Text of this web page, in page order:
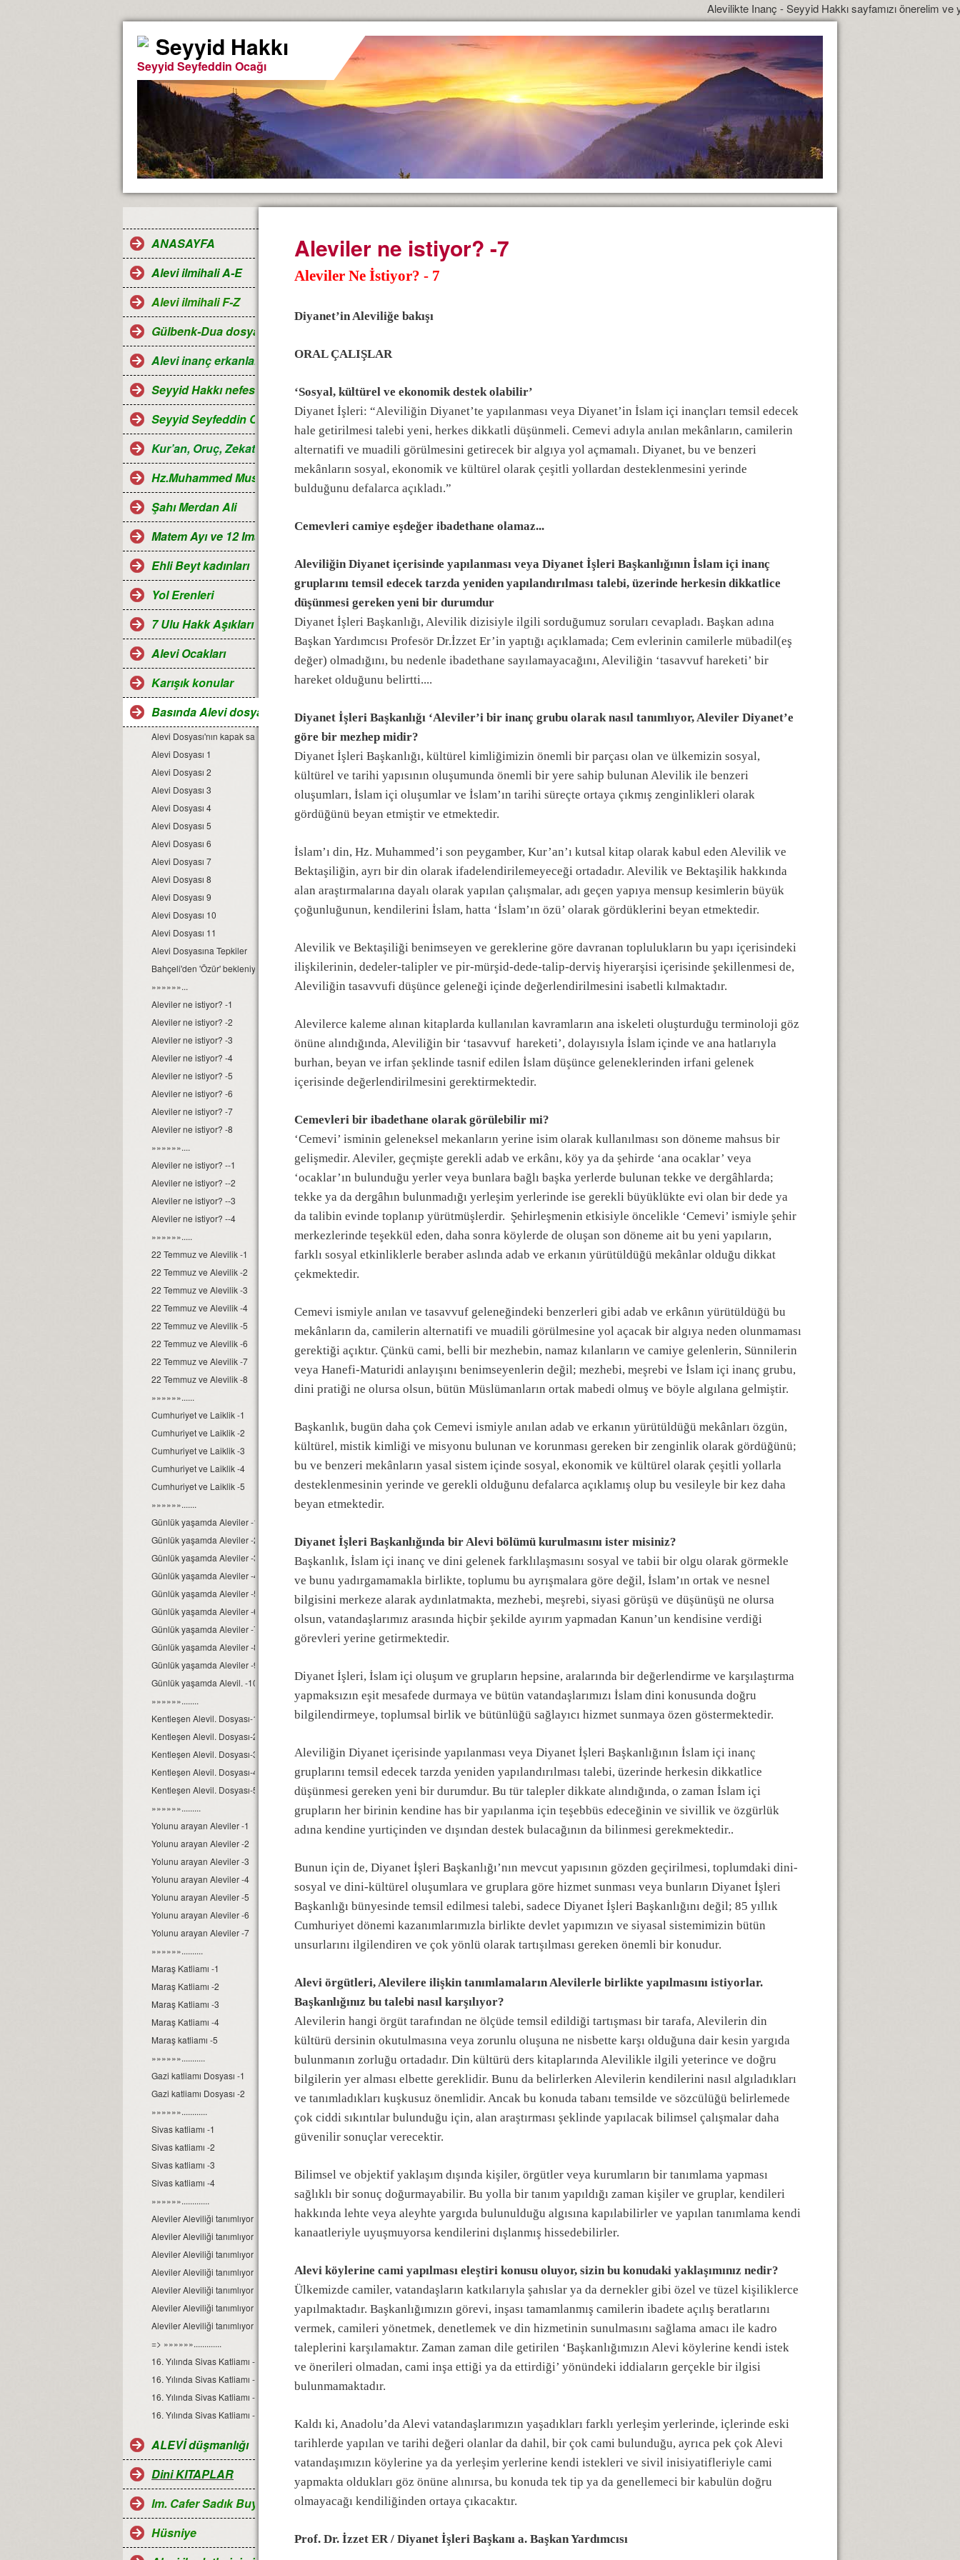
Alevilikte Inanç - Seyyid Hakkı sayfamızı önerelim ve
Seyyid Hakkı
Seyyid Seyfeddin Ocağı
ANASAYFA
Alevi ilmihali A-E
Alevi ilmihali F-Z
Gülbenk-Dua dosyası
Alevi inanç erkanları
Seyyid Hakkı nefesleri
Seyyid Seyfeddin Ocağı...
Kur’an, Oruç, Zekat, Hac ve Ramazan ayı
Hz.Muhammed Mustafa
Şahı Merdan Ali
Matem Ayı ve 12 Imamlar
Ehli Beyt kadınları
Yol Erenleri
7 Ulu Hakk Aşıkları ve Halk ozanları
Alevi Ocakları
Karışık konular
Basında Alevi dosyaları
Alevi Dosyası'nın kapak sayfası
Alevi Dosyası 1
Alevi Dosyası 2
Alevi Dosyası 3
Alevi Dosyası 4
Alevi Dosyası 5
Alevi Dosyası 6
Alevi Dosyası 7
Alevi Dosyası 8
Alevi Dosyası 9
Alevi Dosyası 10
Alevi Dosyası 11
Alevi Dosyasına Tepkiler
Bahçeli'den 'Özür' bekleniyor
»»»»»»...
Aleviler ne istiyor? -1
Aleviler ne istiyor? -2
Aleviler ne istiyor? -3
Aleviler ne istiyor? -4
Aleviler ne istiyor? -5
Aleviler ne istiyor? -6
Aleviler ne istiyor? -7
Aleviler ne istiyor? -8
»»»»»»....
Aleviler ne istiyor? --1
Aleviler ne istiyor? --2
Aleviler ne istiyor? --3
Aleviler ne istiyor? --4
»»»»»».....
22 Temmuz ve Alevilik -1
22 Temmuz ve Alevilik -2
22 Temmuz ve Alevilik -3
22 Temmuz ve Alevilik -4
22 Temmuz ve Alevilik -5
22 Temmuz ve Alevilik -6
22 Temmuz ve Alevilik -7
22 Temmuz ve Alevilik -8
»»»»»»......
Cumhuriyet ve Laiklik -1
Cumhuriyet ve Laiklik -2
Cumhuriyet ve Laiklik -3
Cumhuriyet ve Laiklik -4
Cumhuriyet ve Laiklik -5
»»»»»».......
Günlük yaşamda Aleviler -1
Günlük yaşamda Aleviler -2
Günlük yaşamda Aleviler -3
Günlük yaşamda Aleviler -4
Günlük yaşamda Aleviler -5
Günlük yaşamda Aleviler -6
Günlük yaşamda Aleviler -7
Günlük yaşamda Aleviler -8
Günlük yaşamda Aleviler -9
Günlük yaşamda Alevil. -10
»»»»»»........
Kentleşen Alevil. Dosyası-1
Kentleşen Alevil. Dosyası-2
Kentleşen Alevil. Dosyası-3
Kentleşen Alevil. Dosyası-4
Kentleşen Alevil. Dosyası-5
»»»»»».........
Yolunu arayan Aleviler -1
Yolunu arayan Aleviler -2
Yolunu arayan Aleviler -3
Yolunu arayan Aleviler -4
Yolunu arayan Aleviler -5
Yolunu arayan Aleviler -6
Yolunu arayan Aleviler -7
»»»»»»..........
Maraş Katliamı -1
Maraş Katliamı -2
Maraş Katliamı -3
Maraş Katliamı -4
Maraş katliamı -5
»»»»»»...........
Gazi katliamı Dosyası -1
Gazi katliamı Dosyası -2
»»»»»»............
Sivas katliamı -1
Sivas katliamı -2
Sivas katliamı -3
Sivas katliamı -4
»»»»»».............
Aleviler Aleviliği tanımlıyor Dosyası-1
Aleviler Aleviliği tanımlıyor Dosyası-2
Aleviler Aleviliği tanımlıyor Dosyası-3
Aleviler Aleviliği tanımlıyor Dosyası-4
Aleviler Aleviliği tanımlıyor Dosyası-5
Aleviler Aleviliği tanımlıyor Dosyası-6
Aleviler Aleviliği tanımlıyor Dosyası-7
=> »»»»»».............
16. Yılında Sivas Katliamı - 1
16. Yılında Sivas Katliamı - 2
16. Yılında Sivas Katliamı - 3
16. Yılında Sivas Katliamı - 4
ALEVİ düşmanlığı
Dini KITAPLAR
Im. Cafer Sadık Buyruğu
Hüsniye
Aleviler ne istiyor? -7
Aleviler Ne İstiyor? - 7
Diyanet’in Aleviliğe bakışı
ORAL ÇALIŞLAR
‘Sosyal, kültürel ve ekonomik destek olabilir’
Diyanet İşleri: “Aleviliğin Diyanet’te yapılanması veya Diyanet’in İslam içi inançları temsil edecek
hale getirilmesi talebi yeni, herkes dikkatli düşünmeli. Cemevi adıyla anılan mekânların, camilerin
alternatifi ve muadili görülmesini getirecek bir algıya yol açmamalı. Diyanet, bu ve benzeri
mekânların sosyal, ekonomik ve kültürel olarak çeşitli yollardan desteklenmesini yerinde
bulduğunu defalarca açıkladı.”
Cemevleri camiye eşdeğer ibadethane olamaz...
Aleviliğin Diyanet içerisinde yapılanması veya Diyanet İşleri Başkanlığının İslam içi inanç
gruplarını temsil edecek tarzda yeniden yapılandırılması talebi, üzerinde herkesin dikkatlice
düşünmesi gereken yeni bir durumdur
Diyanet İşleri Başkanlığı, Alevilik dizisiyle ilgili sorduğumuz soruları cevapladı. Başkan adına
Başkan Yardımcısı Profesör Dr.İzzet Er’in yaptığı açıklamada; Cem evlerinin camilerle mübadil(eş
değer) olmadığını, bu nedenle ibadethane sayılamayacağını, Aleviliğin ‘tasavvuf hareketi’ bir
hareket olduğunu belirtti....
Diyanet İşleri Başkanlığı ‘Aleviler’i bir inanç grubu olarak nasıl tanımlıyor, Aleviler Diyanet’e
göre bir mezhep midir?
Diyanet İşleri Başkanlığı, kültürel kimliğimizin önemli bir parçası olan ve ülkemizin sosyal,
kültürel ve tarihi yapısının oluşumunda önemli bir yere sahip bulunan Alevilik ile benzeri
oluşumları, İslam içi oluşumlar ve İslam’ın tarihi süreçte ortaya çıkmış zenginlikleri olarak
gördüğünü beyan etmiştir ve etmektedir.
İslam’ı din, Hz. Muhammed’i son peygamber, Kur’an’ı kutsal kitap olarak kabul eden Alevilik ve
Bektaşiliğin, ayrı bir din olarak ifadelendirilemeyeceği ortadadır. Alevilik ve Bektaşilik hakkında
alan araştırmalarına dayalı olarak yapılan çalışmalar, adı geçen yapıya mensup kesimlerin büyük
çoğunluğunun, kendilerini İslam, hatta ‘İslam’ın özü’ olarak gördüklerini beyan etmektedir.
Alevilik ve Bektaşiliği benimseyen ve gereklerine göre davranan toplulukların bu yapı içerisindeki
ilişkilerinin, dedeler-talipler ve pir-mürşid-dede-talip-derviş hiyerarşisi içerisinde şekillenmesi de,
Aleviliğin tasavvufi düşünce geleneği içinde değerlendirilmesini isabetli kılmaktadır.
Alevilerce kaleme alınan kitaplarda kullanılan kavramların ana iskeleti oluşturduğu terminoloji göz
önüne alındığında, Aleviliğin bir ‘tasavvuf hareketi’, dolayısıyla İslam içinde ve ana hatlarıyla
burhan, beyan ve irfan şeklinde tasnif edilen İslam düşünce geleneklerinden irfani gelenek
içerisinde değerlendirilmesini gerektirmektedir.
Cemevleri bir ibadethane olarak görülebilir mi?
‘Cemevi’ isminin geleneksel mekanların yerine isim olarak kullanılması son döneme mahsus bir
gelişmedir. Aleviler, geçmişte gerekli adab ve erkânı, köy ya da şehirde ‘ana ocaklar’ veya
‘ocaklar’ın bulunduğu yerler veya bunlara bağlı başka yerlerde bulunan tekke ve dergâhlarda;
tekke ya da dergâhın bulunmadığı yerleşim yerlerinde ise gerekli büyüklükte evi olan bir dede ya
da talibin evinde toplanıp yürütmüşlerdir. Şehirleşmenin etkisiyle öncelikle ‘Cemevi’ ismiyle şehir
merkezlerinde teşekkül eden, daha sonra köylerde de oluşan son döneme ait bu yeni yapıların,
farklı sosyal etkinliklerle beraber aslında adab ve erkanın yürütüldüğü mekânlar olduğu dikkat
çekmektedir.
Cemevi ismiyle anılan ve tasavvuf geleneğindeki benzerleri gibi adab ve erkânın yürütüldüğü bu
mekânların da, camilerin alternatifi ve muadili görülmesine yol açacak bir algıya neden olunmaması
gerektiği açıktır. Çünkü cami, belli bir mezhebin, namaz kılanların ve camiye gelenlerin, Sünnilerin
veya Hanefi-Maturidi anlayışını benimseyenlerin değil; mezhebi, meşrebi ve İslam içi inanç grubu,
dini pratiği ne olursa olsun, bütün Müslümanların ortak mabedi olmuş ve böyle algılana gelmiştir.
Başkanlık, bugün daha çok Cemevi ismiyle anılan adab ve erkanın yürütüldüğü mekânları özgün,
kültürel, mistik kimliği ve misyonu bulunan ve korunması gereken bir zenginlik olarak gördüğünü;
bu ve benzeri mekânların yasal sistem içinde sosyal, ekonomik ve kültürel olarak çeşitli yollarla
desteklenmesinin yerinde ve gerekli olduğunu defalarca açıklamış olup bu vesileyle bir kez daha
beyan etmektedir.
Diyanet İşleri Başkanlığında bir Alevi bölümü kurulmasını ister misiniz?
Başkanlık, İslam içi inanç ve dini gelenek farklılaşmasını sosyal ve tabii bir olgu olarak görmekle
ve bunu yadırgamamakla birlikte, toplumu bu ayrışmalara göre değil, İslam’ın ortak ve nesnel
bilgisini merkeze alarak aydınlatmakta, mezhebi, meşrebi, siyasi görüşü ve düşünüşü ne olursa
olsun, vatandaşlarımız arasında hiçbir şekilde ayırım yapmadan Kanun’un kendisine verdiği
görevleri yerine getirmektedir.
Diyanet İşleri, İslam içi oluşum ve grupların hepsine, aralarında bir değerlendirme ve karşılaştırma
yapmaksızın eşit mesafede durmaya ve bütün vatandaşlarımızı İslam dini konusunda doğru
bilgilendirmeye, toplumsal birlik ve bütünlüğü sağlayıcı hizmet sunmaya özen göstermektedir.
Aleviliğin Diyanet içerisinde yapılanması veya Diyanet İşleri Başkanlığının İslam içi inanç
gruplarını temsil edecek tarzda yeniden yapılandırılması talebi, üzerinde herkesin dikkatlice
düşünmesi gereken yeni bir durumdur. Bu tür talepler dikkate alındığında, o zaman İslam içi
grupların her birinin kendine has bir yapılanma için teşebbüs edeceğinin ve sivillik ve özgürlük
adına kendine yurtiçinden ve dışından destek bulacağının da bilinmesi gerekmektedir..
Bunun için de, Diyanet İşleri Başkanlığı’nın mevcut yapısının gözden geçirilmesi, toplumdaki dini-
sosyal ve dini-kültürel oluşumlara ve gruplara göre hizmet sunması veya bunların Diyanet İşleri
Başkanlığı bünyesinde temsil edilmesi talebi, sadece Diyanet İşleri Başkanlığını değil; 85 yıllık
Cumhuriyet dönemi kazanımlarımızla birlikte devlet yapımızın ve siyasal sistemimizin bütün
unsurlarını ilgilendiren ve çok yönlü olarak tartışılması gereken önemli bir konudur.
Alevi örgütleri, Alevilere ilişkin tanımlamaların Alevilerle birlikte yapılmasını istiyorlar.
Başkanlığınız bu talebi nasıl karşılıyor?
Alevilerin hangi örgüt tarafından ne ölçüde temsil edildiği tartışması bir tarafa, Alevilerin din
kültürü dersinin okutulmasına veya zorunlu oluşuna ne nisbette karşı olduğuna dair kesin yargıda
bulunmanın zorluğu ortadadır. Din kültürü ders kitaplarında Alevilikle ilgili yeterince ve doğru
bilgilerin yer alması elbette gereklidir. Bunu da belirlerken Alevilerin kendilerini nasıl algıladıkları
ve tanımladıkları kuşkusuz önemlidir. Ancak bu konuda tabanı temsilde ve sözcülüğü belirlemede
çok ciddi sıkıntılar bulunduğu için, alan araştırması şeklinde yapılacak bilimsel çalışmalar daha
güvenilir sonuçlar verecektir.
Bilimsel ve objektif yaklaşım dışında kişiler, örgütler veya kurumların bir tanımlama yapması
sağlıklı bir sonuç doğurmayabilir. Bu yolla bir tanım yapıldığı zaman kişiler ve gruplar, kendileri
hakkında lehte veya aleyhte yargıda bulunulduğu algısına kapılabilirler ve yapılan tanımlama kendi
kanaatleriyle uyuşmuyorsa kendilerini dışlanmış hissedebilirler.
Alevi köylerine cami yapılması eleştiri konusu oluyor, sizin bu konudaki yaklaşımınız nedir?
Ülkemizde camiler, vatandaşların katkılarıyla şahıslar ya da dernekler gibi özel ve tüzel kişiliklerce
yapılmaktadır. Başkanlığımızın görevi, inşası tamamlanmış camilerin ibadete açılış beratlarını
vermek, camileri yönetmek, denetlemek ve din hizmetinin sunulmasını sağlama amacı ile kadro
taleplerini karşılamaktır. Zaman zaman dile getirilen ‘Başkanlığımızın Alevi köylerine kendi istek
ve önerileri olmadan, cami inşa ettiği ya da ettirdiği’ yönündeki iddiaların gerçekle bir ilgisi
bulunmamaktadır.
Kaldı ki, Anadolu’da Alevi vatandaşlarımızın yaşadıkları farklı yerleşim yerlerinde, içlerinde eski
tarihlerde yapılan ve tarihi değeri olanlar da dahil, bir çok cami bulunduğu, ayrıca pek çok Alevi
vatandaşımızın köylerine ya da yerleşim yerlerine kendi istekleri ve sivil inisiyatifleriyle cami
yapmakta oldukları göz önüne alınırsa, bu konuda tek tip ya da genellemeci bir kabulün doğru
olmayacağı kendiliğinden ortaya çıkacaktır.
Prof. Dr. İzzet ER / Diyanet İşleri Başkanı a. Başkan Yardımcısı